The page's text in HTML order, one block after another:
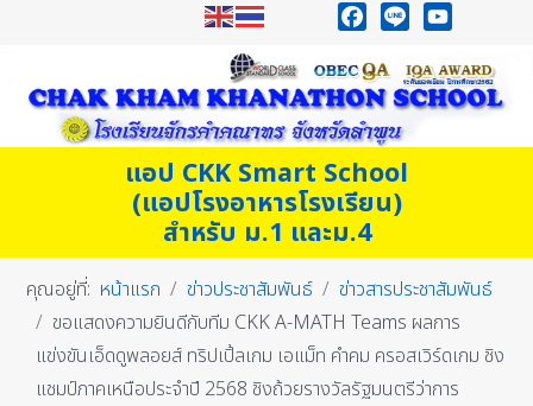
แอป CKK Smart School
(แอปโรงอาหารโรงเรียน)
สำหรับ ม.1 และม.4
คุณอยู่ที่: หน้าแรก ข่าวประชาสัมพันธ์
ข่าวสารประชาสัมพันธ์
ขอแสดงความยินดีกับทีม CKK A-MATH Teams ผลการ
แข่งขันเอ็ดดูพลอยส์ ทริปเปิ้ลเกม เอแม็ท คำคม ครอสเวิร์ดเกม ชิง
แชมป์ภาคเหนือประจำปี 2568 ชิงถ้วยรางวัลรัฐมนตรีว่าการ